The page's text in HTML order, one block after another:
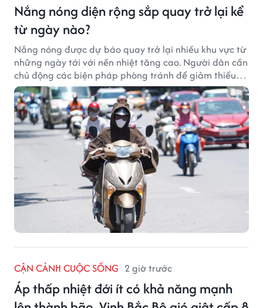
Nắng nóng diện rộng sắp quay trở lại kể
từ ngày nào?
Nắng nóng được dự báo quay trở lại nhiều khu vực từ
những ngày tới với nền nhiệt tăng cao. Người dân cần
chủ động các biện pháp phòng tránh để giảm thiểu
tác động của thời tiết cực đoan.
CẬN CẢNH CUỘC SỐNG 2 giờ trước
Áp thấp nhiệt đới ít có khả năng mạnh